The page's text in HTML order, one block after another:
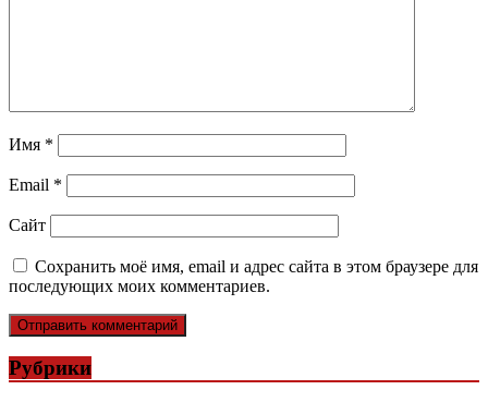
Имя *
Email *
Сайт
Сохранить моё имя, email и адрес сайта в этом браузере для
последующих моих комментариев.
Рубрики